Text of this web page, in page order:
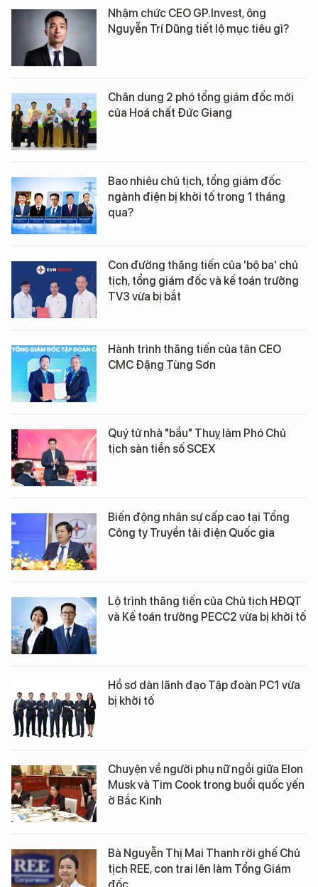
Nhậm chức CEO GP.Invest, ông
Nguyễn Trí Dũng tiết lộ mục tiêu gì?
Chân dung 2 phó tổng giám đốc mới
của Hoá chất Đức Giang
Bao nhiêu chủ tịch, tổng giám đốc
ngành điện bị khởi tố trong 1 tháng
qua?
Con đường thăng tiến của 'bộ ba' chủ
tịch, tổng giám đốc và kế toán trưởng
TV3 vừa bị bắt
Hành trình thăng tiến của tân CEO
CMC Đặng Tùng Sơn
Quý tử nhà "bầu" Thuỵ làm Phó Chủ
tịch sàn tiền số SCEX
Biến động nhân sự cấp cao tại Tổng
Công ty Truyền tải điện Quốc gia
Lộ trình thăng tiến của Chủ tịch HĐQT
và Kế toán trưởng PECC2 vừa bị khởi tố
Hồ sơ dàn lãnh đạo Tập đoàn PC1 vừa
bị khởi tố
Chuyện về người phụ nữ ngồi giữa Elon
Musk và Tim Cook trong buổi quốc yến
ở Bắc Kinh
Bà Nguyễn Thị Mai Thanh rời ghế Chủ
tịch REE, con trai lên làm Tổng Giám